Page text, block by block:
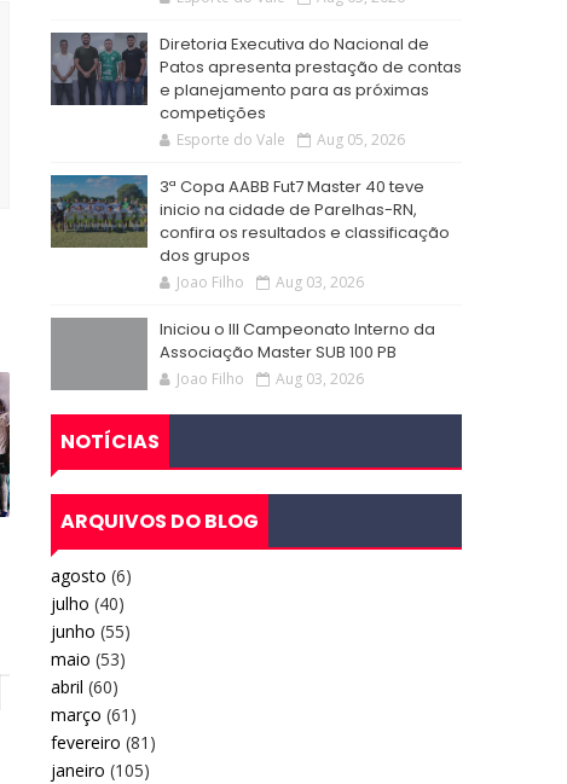
Diretoria Executiva do Nacional de
Patos apresenta prestação de contas
e planejamento para as próximas
competições
Esporte do Vale Aug 05, 2026
3ª Copa AABB Fut7 Master 40 teve
inicio na cidade de Parelhas-RN,
confira os resultados e classificação
dos grupos
Joao Filho Aug 03, 2026
Iniciou o III Campeonato Interno da
Associação Master SUB 100 PB
Joao Filho Aug 03, 2026
NOTÍCIAS
ARQUIVOS DO BLOG
agosto (6)
julho (40)
junho (55)
maio (53)
abril (60)
março (61)
fevereiro (81)
janeiro (105)